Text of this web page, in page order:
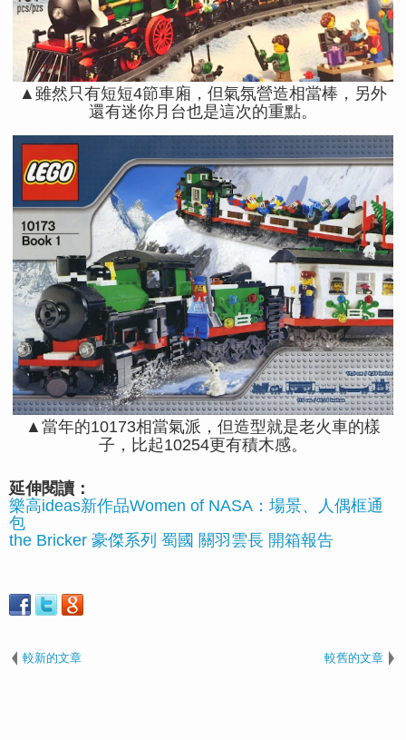
▲雖然只有短短4節車廂，但氣氛營造相當棒，另外
還有迷你月台也是這次的重點。
▲當年的10173相當氣派，但造型就是老火車的樣
子，比起10254更有積木感。
延伸閱讀：
樂高ideas新作品Women of NASA：場景、人偶框通
包
the Bricker 豪傑系列 蜀國 關羽雲長 開箱報告
較新的文章 較舊的文章